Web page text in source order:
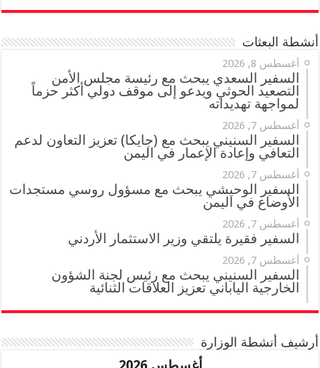
أنشطة البعثات
أغسطس 8, 2026
السفير السعدي يبحث مع رئيسة مجلس الأمن
التصعيد الحوثي ويدعو إلى موقف دولي أكثر حزماً
لمواجهة تهديداته
أغسطس 7, 2026
السفير السنيني يبحث مع (جايكا) تعزيز التعاون لدعم
التعافي وإعادة الإعمار في اليمن
أغسطس 7, 2026
السفير الوحيشي يبحث مع مسؤول روسي مستجدات
الأوضاع في اليمن
أغسطس 7, 2026
السفير فقيرة يلتقي وزير الاستثمار الأردني
أغسطس 7, 2026
السفير السنيني يبحث مع رئيس لجنة الشؤون
الخارجية الياباني تعزيز العلاقات الثنائية
أرشيف أنشطة الوزارة